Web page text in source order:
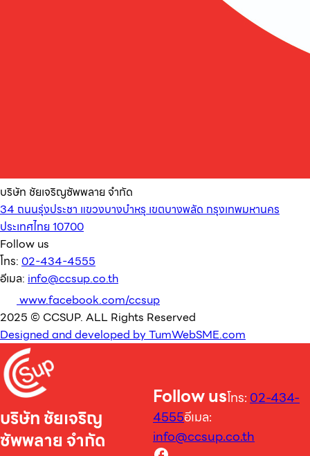
บริษัท ชัยเจริญซัพพลาย จำกัด
34 ถนนรุ่งประชา แขวงบางบำหรุ เขตบางพลัด กรุงเทพมหานคร
ประเทศไทย 10700
Follow us
โทร: 02-434-4555
อีเมล: info@ccsup.co.th
www.facebook.com/ccsup
2025 © CCSUP. ALL Rights Reserved
Designed and developed by TumWebSME.com
บริษัท ชัยเจริญ
ซัพพลาย จำกัด
Follow usโทร: 02-434-
4555อีเมล:
info@ccsup.co.th